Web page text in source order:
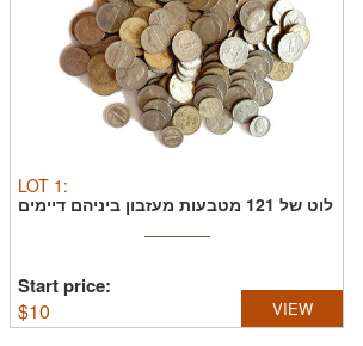
LOT 1 :
לוט של 121 מטבעות מעזבון ביניהם דיימים
Start price:
$10 VIEW